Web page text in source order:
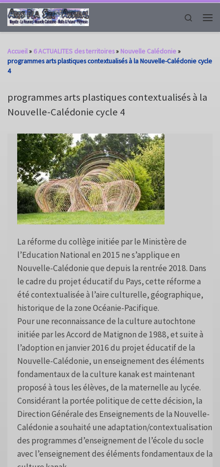
Passer au contenu
Search
Accueil» 6 ACTUALITES des territoires» Nouvelle Calédonie»
programmes arts plastiques contextualisés à la Nouvelle-Calédonie cycle
4
programmes arts plastiques contextualisés à la
Nouvelle-Calédonie cycle 4
La réforme du collège initiée par le Ministère de
l’Education National en 2015 ne s’applique en
Nouvelle-Calédonie que depuis la rentrée 2018. Dans
le cadre du projet éducatif du Pays, cette réforme a
été contextualisée à l’aire culturelle, géographique,
historique de la zone Océanie-Pacifique.
Pour une reconnaissance de la culture autochtone
initiée par les Accord de Matignon de 1988, et suite à
l’adoption en janvier 2016 du projet éducatif de la
Nouvelle-Calédonie, un enseignement des éléments
fondamentaux de la culture kanak est maintenant
proposé à tous les élèves, de la maternelle au lycée.
Considérant la portée politique de cette décision, la
Direction Générale des Enseignements de la Nouvelle-
Calédonie a souhaité une adaptation/contextualisation
des programmes d’enseignement de l’école du socle
avec l’enseignement des éléments fondamentaux de la